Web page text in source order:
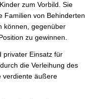
zum Vorbild. Sie
Familien von Behinderten
können, gegenüber
zu gewinnen.
privater Einsatz für
die Verleihung des
verdiente äußere